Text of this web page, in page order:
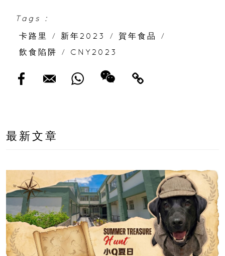
Tags :
卡路里
/ 新年2023 / 賀年食品
/
飲食陷阱
/ CNY2023
最新文章